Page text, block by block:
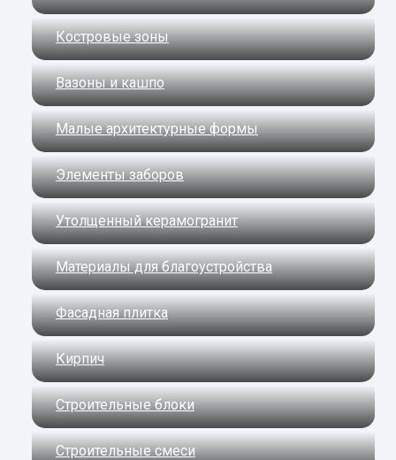
Костровые зоны
Вазоны и кашпо
Малые архитектурные формы
Элементы заборов
Утолщенный керамогранит
Материалы для благоустройства
Фасадная плитка
Кирпич
Строительные блоки
Строительные смеси